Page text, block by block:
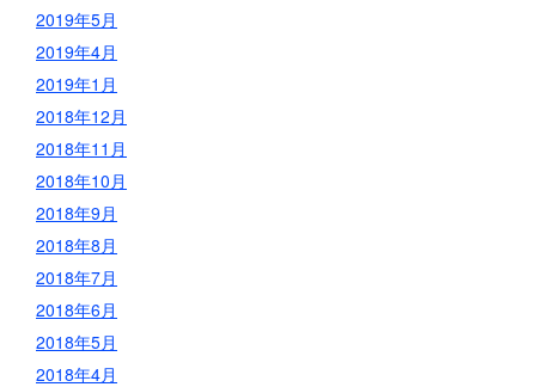
2019年5月
2019年4月
2019年1月
2018年12月
2018年11月
2018年10月
2018年9月
2018年8月
2018年7月
2018年6月
2018年5月
2018年4月